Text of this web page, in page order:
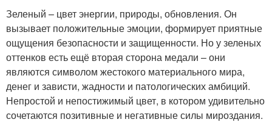
Зеленый – цвет энергии, природы, обновления. Он
вызывает положительные эмоции, формирует приятные
ощущения безопасности и защищенности. Но у зеленых
оттенков есть ещё вторая сторона медали – они
являются символом жестокого материального мира,
денег и зависти, жадности и патологических амбиций.
Непростой и непостижимый цвет, в котором удивительно
сочетаются позитивные и негативные силы мироздания.